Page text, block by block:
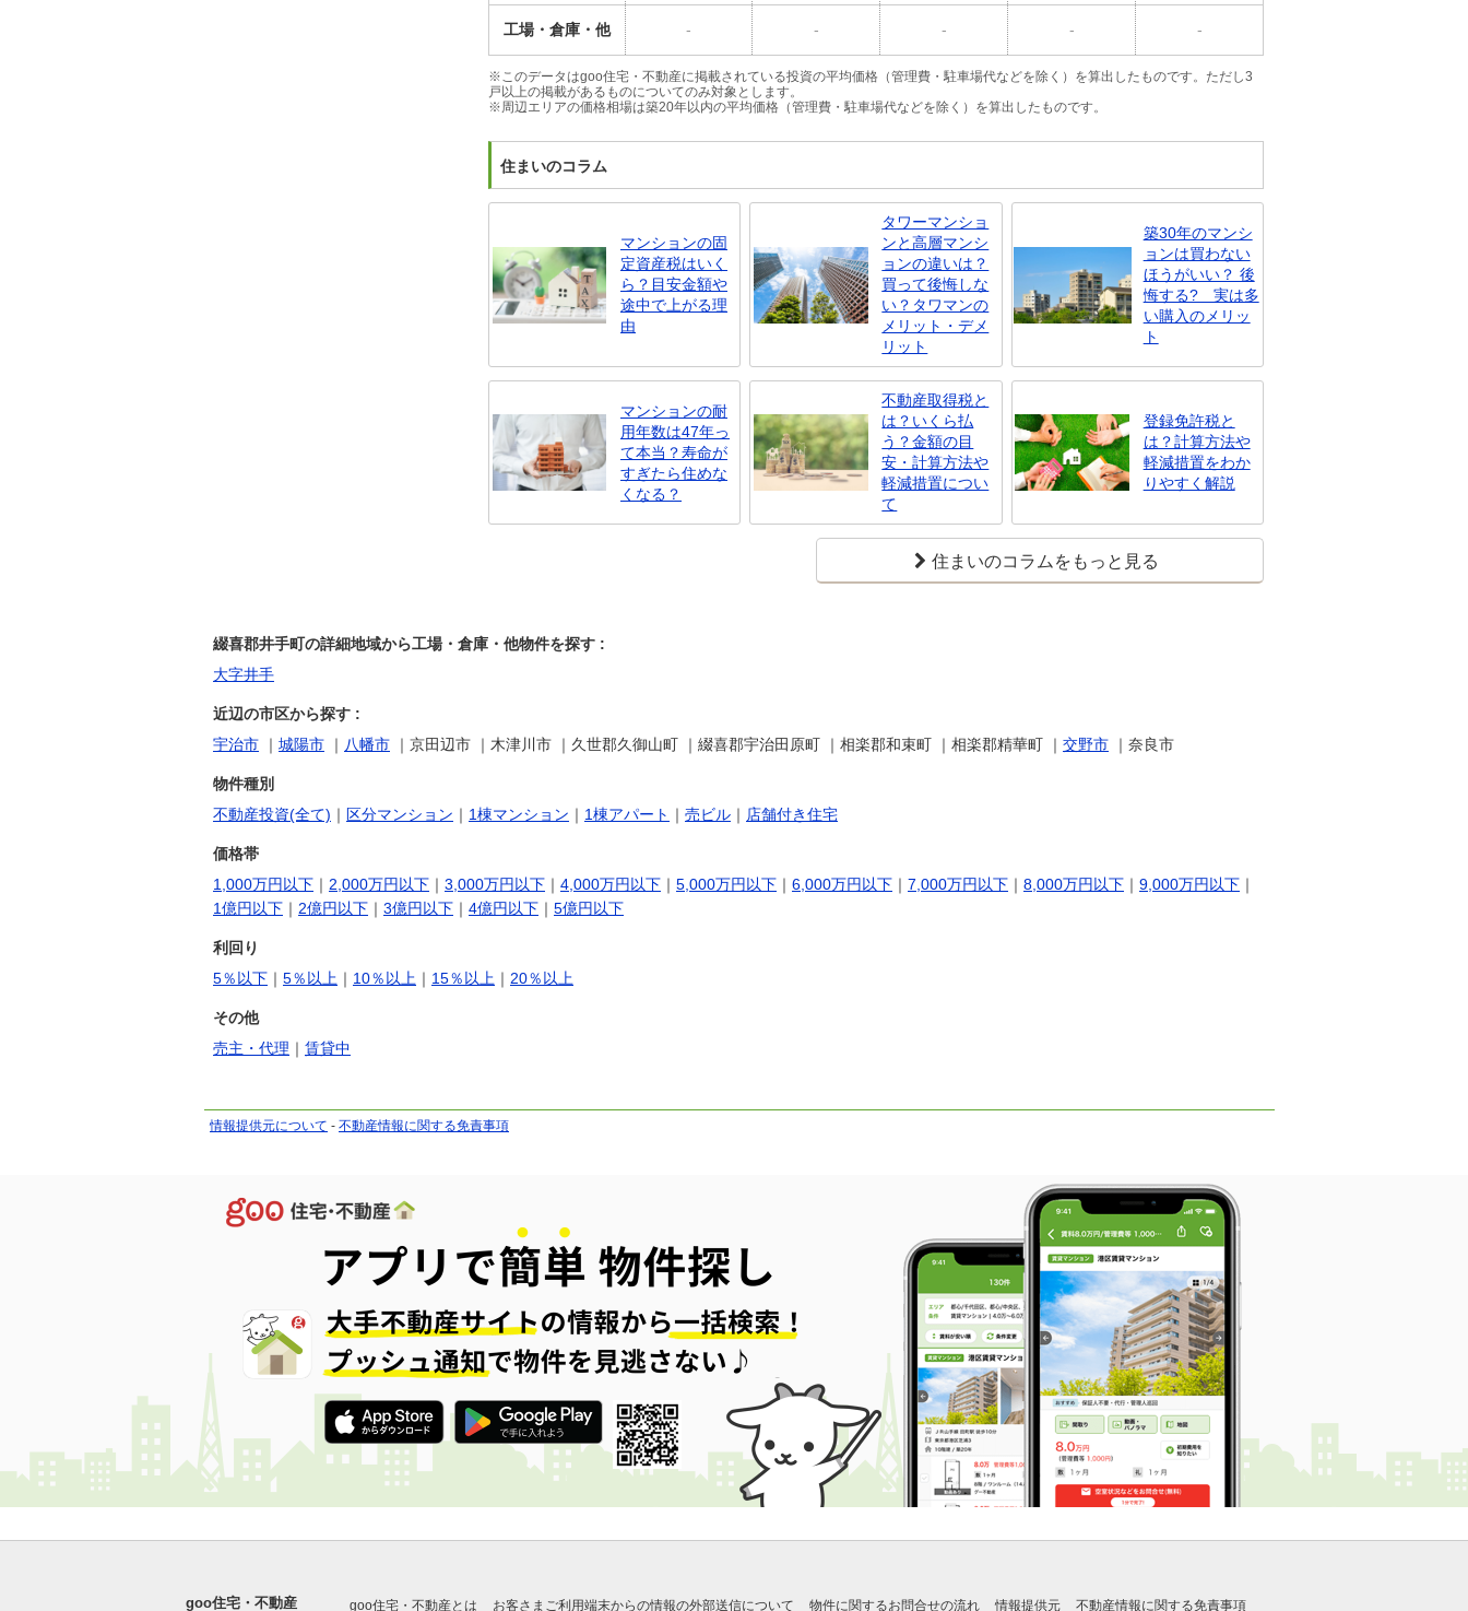
工場・倉庫・他 - - - - -
※このデータはgoo住宅・不動産に掲載されている投資の平均価格（管理費・駐車場代などを除く）を算出したものです。ただし3
戸以上の掲載があるものについてのみ対象とします。
※周辺エリアの価格相場は築20年以内の平均価格（管理費・駐車場代などを除く）を算出したものです。
住まいのコラム
マンションの固
定資産税はいく
ら？目安金額や
途中で上がる理
由
タワーマンショ
ンと高層マンシ
ョンの違いは？
買って後悔しな
い？タワマンの
メリット・デメ
リット
築30年のマンシ
ョンは買わない
ほうがいい？ 後
悔する? 実は多
い購入のメリッ
ト
マンションの耐
用年数は47年っ
て本当？寿命が
すぎたら住めな
くなる？
不動産取得税と
は？いくら払
う？金額の目
安・計算方法や
軽減措置につい
て
登録免許税と
は？計算方法や
軽減措置をわか
りやすく解説
住まいのコラムをもっと見る
綴喜郡井手町の詳細地域から工場・倉庫・他物件を探す :
大字井手
近辺の市区から探す :
宇治市 ｜ 城陽市 ｜ 八幡市 ｜京田辺市 ｜木津川市 ｜久世郡久御山町 ｜綴喜郡宇治田原町 ｜相楽郡和束町 ｜相楽郡精華町 ｜ 交野市 ｜奈良市
物件種別
不動産投資(全て) ｜ 区分マンション ｜ 1棟マンション ｜ 1棟アパート ｜ 売ビル ｜ 店舗付き住宅
価格帯
1,000万円以下 ｜ 2,000万円以下 ｜ 3,000万円以下 ｜ 4,000万円以下 ｜ 5,000万円以下 ｜ 6,000万円以下 ｜ 7,000万円以下 ｜ 8,000万円以下 ｜ 9,000万円以下 ｜
1億円以下 ｜ 2億円以下 ｜ 3億円以下 ｜ 4億円以下 ｜ 5億円以下
利回り
5％以下 ｜ 5％以上 ｜ 10％以上 ｜ 15％以上 ｜ 20％以上
その他
売主・代理 ｜ 賃貸中
情報提供元について - 不動産情報に関する免責事項
goo住宅・不動産 goo住宅・不動産とは お客さまご利用端末からの情報の外部送信について 物件に関するお問合せの流れ 情報提供元 不動産情報に関する免責事項